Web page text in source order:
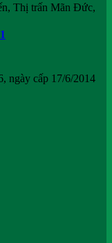
Thị trấn Mãn Đức,
ngày cấp 17/6/2014